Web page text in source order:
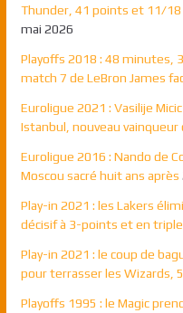
Thunder, 41 points et 11/18
mai 2026
Playoffs 2018 : 48 minutes,
match 7 de LeBron James
Euroligue 2021 : Vasilije
Istanbul, nouveau
Euroligue 2016 : Nando de
Moscou sacré huit ans après
Play-in 2021 : les Lakers
décisif à 3-points et en
Play-in 2021 : le coup de
pour terrasser les Wizards,
Playoffs 1995 : le Magic